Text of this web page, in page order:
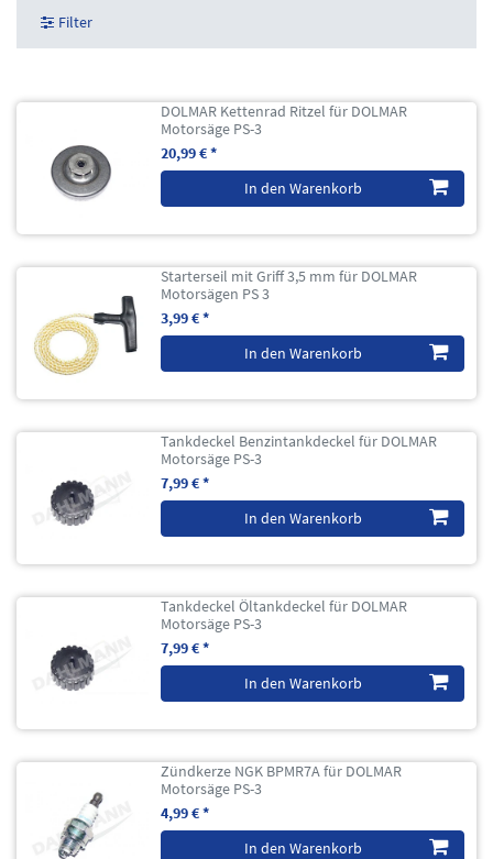
Filter
DOLMAR Kettenrad Ritzel für DOLMAR
Motorsäge PS-3
20,99 € *
In den Warenkorb
Starterseil mit Griff 3,5 mm für DOLMAR
Motorsägen PS 3
3,99 € *
In den Warenkorb
Tankdeckel Benzintankdeckel für DOLMAR
Motorsäge PS-3
7,99 € *
In den Warenkorb
Tankdeckel Öltankdeckel für DOLMAR
Motorsäge PS-3
7,99 € *
In den Warenkorb
Zündkerze NGK BPMR7A für DOLMAR
Motorsäge PS-3
4,99 € *
In den Warenkorb